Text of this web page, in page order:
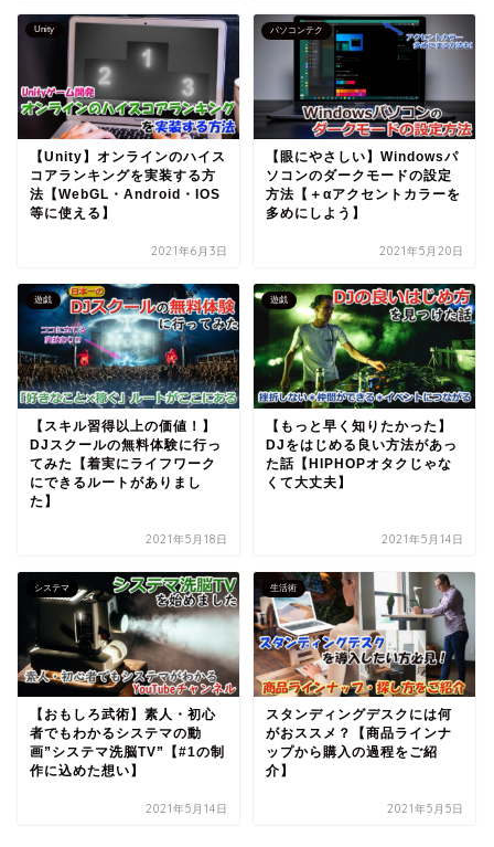
Unity
【Unity】オンラインのハイス
コアランキングを実装する方
法【WebGL・Android・IOS
等に使える】
2021年6月3日
パソコンテク
【眼にやさしい】Windowsパ
ソコンのダークモードの設定
方法【＋αアクセントカラーを
多めにしよう】
2021年5月20日
遊戯
【スキル習得以上の価値！】
DJスクールの無料体験に行っ
てみた【着実にライフワーク
にできるルートがありまし
た】
2021年5月18日
遊戯
【もっと早く知りたかった】
DJをはじめる良い方法があっ
た話【HIPHOPオタクじゃな
くて大丈夫】
2021年5月14日
システマ
【おもしろ武術】素人・初心
者でもわかるシステマの動
画”システマ洗脳TV”【#1の制
作に込めた想い】
2021年5月14日
生活術
スタンディングデスクには何
がおススメ？【商品ラインナ
ップから購入の過程をご紹
介】
2021年5月5日